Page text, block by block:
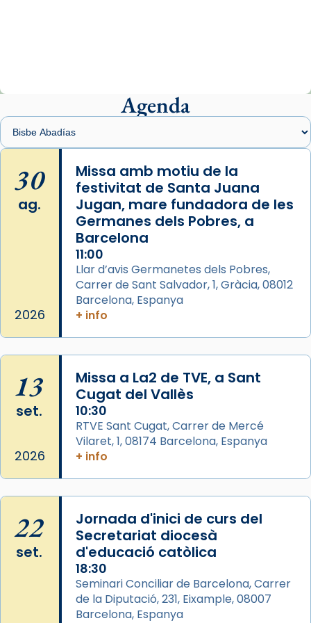
presidit aquest 27 de juliol la missa de Les
Santes de Mataró.
🔗
📸 J. Merino
Photo
View on Facebook Share
Arquebisbat de Barcelona
de Barcelona.
2 weeks ago
Aquest dilluns, 27 de juliol, ha tingut lloc la
missa d’acció de gràcies en agraïment al
L’arquebisbe de Barcelona, el cardenal Joan
Josep Omella, ha presidit la missa i l’ha
concelebrat el bisbe auxiliar de Barcelona,
Mons. David Abadías.
📸 Dr. G. Simón
Arquebisbat de Barcelona
2 weeks ago
Memòria de les santes Juliana i
Semproniana, verges i màrtirs.
Agenda
30
ag.
2026
Missa amb motiu de la
festivitat de Santa Juana
Jugan, mare fundadora de les
Germanes dels Pobres, a
Barcelona
11:00
Llar d’avis Germanetes dels Pobres,
Carrer de Sant Salvador, 1, Gràcia, 08012
Barcelona, Espanya
+ info
13
set.
2026
Missa a La2 de TVE, a Sant
Cugat del Vallès
10:30
RTVE Sant Cugat, Carrer de Mercé
Vilaret, 1, 08174 Barcelona, Espanya
+ info
22
set.
Jornada d'inici de curs del
Secretariat diocesà
d'educació catòlica
18:30
Seminari Conciliar de Barcelona, Carrer
de la Diputació, 231, Eixample, 08007
Barcelona, Espanya